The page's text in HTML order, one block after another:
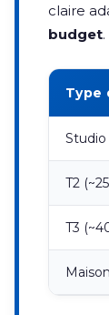
claire
budget.
Type
Studio
T2
T3